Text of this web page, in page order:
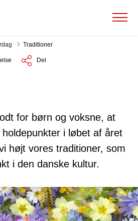
Traditioner
Del
for børn og voksne, at
i løbet af året
højt vores traditioner, som
i den danske kultur.